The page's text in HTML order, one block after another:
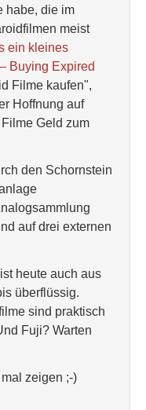
habe, die im
meist
ein kleines
Buying Expired
Filme kaufen",
Hoffnung auf
Geld zum
den Schornstein
auf drei externen
heute auch aus
überflüssig.
sind praktisch
Fuji? Warten
zeigen ;-)